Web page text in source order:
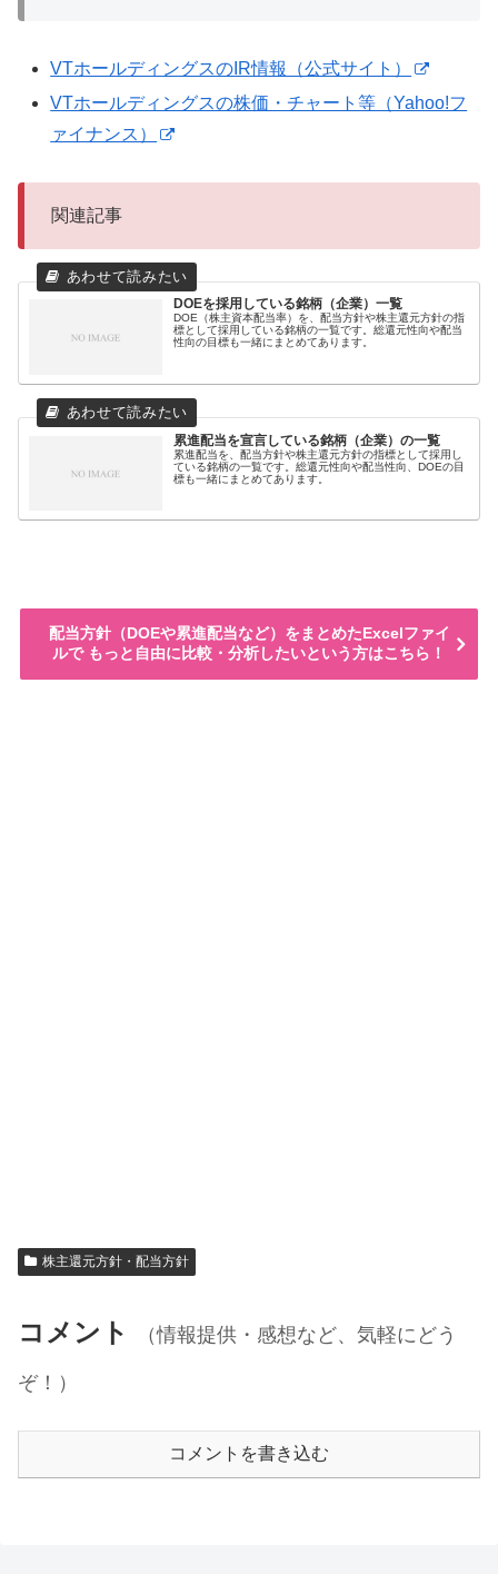
VTホールディングスのIR情報（公式サイト）
VTホールディングスの株価・チャート等（Yahoo!フ
ァイナンス）
関連記事
DOEを採用している銘柄（企業）一覧
DOE（株主資本配当率）を、配当方針や株主還元方針の指
標として採用している銘柄の一覧です。総還元性向や配当
性向の目標も一緒にまとめてあります。
累進配当を宣言している銘柄（企業）の一覧
累進配当を、配当方針や株主還元方針の指標として採用し
ている銘柄の一覧です。総還元性向や配当性向、DOEの目
標も一緒にまとめてあります。
配当方針（DOEや累進配当など）をまとめたExcelファイ
ルで もっと自由に比較・分析したいという方はこちら！
株主還元方針・配当方針
コメント
（情報提供・感想など、気軽にどう
ぞ！）
コメントを書き込む